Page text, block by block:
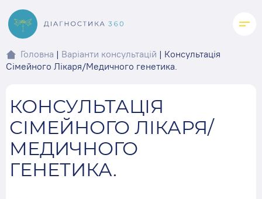
content
Головна | Варіанти консультацій | Консультація
Сімейного Лікаря/Медичного генетика.
КОНСУЛЬТАЦІЯ
СІМЕЙНОГО ЛІКАРЯ/
МЕДИЧНОГО
ГЕНЕТИКА.